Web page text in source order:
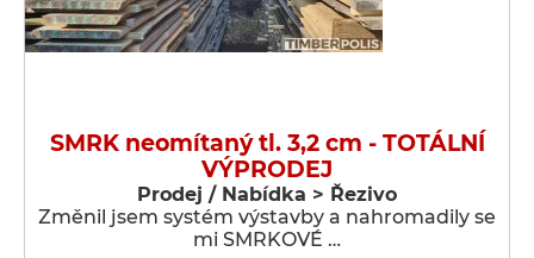
SMRK neomítaný tl. 3,2 cm - TOTÁLNÍ
VÝPRODEJ
Prodej / Nabídka > Řezivo
Změnil jsem systém výstavby a nahromadily se
mi SMRKOVÉ …